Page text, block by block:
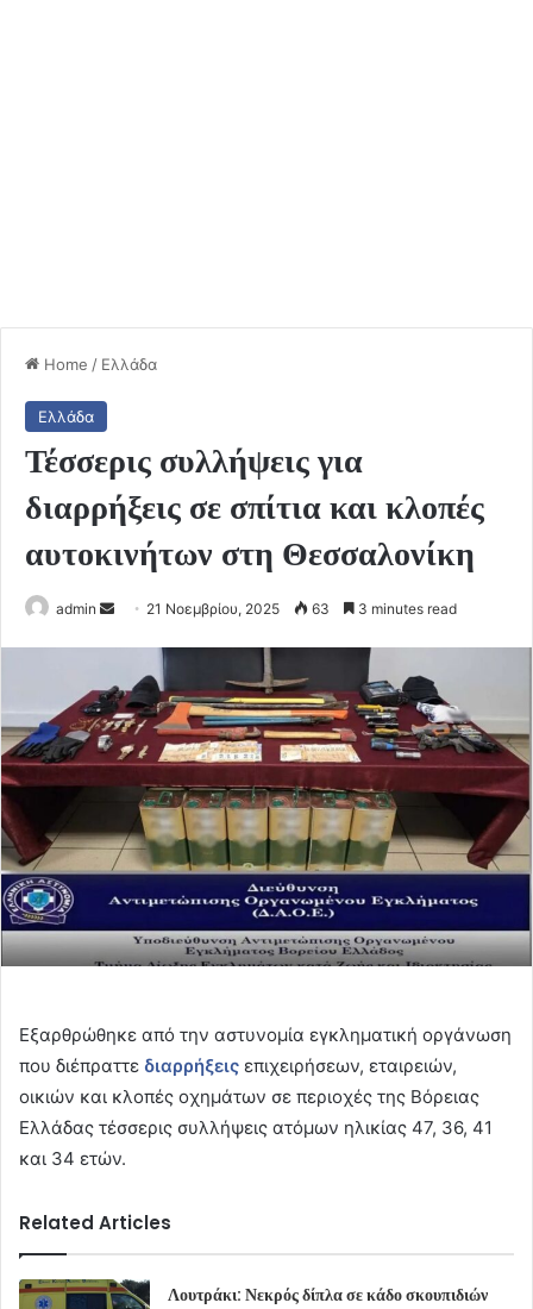
Home / Ελλάδα
Ελλάδα
Τέσσερις συλλήψεις για
διαρρήξεις σε σπίτια και κλοπές
αυτοκινήτων στη Θεσσαλονίκη
admin
Send 21 Νοεμβρίου, 2025 63 3 minutes read
Εξαρθρώθηκε από την αστυνομία εγκληματική οργάνωση
που διέπραττε διαρρήξεις επιχειρήσεων, εταιρειών,
οικιών και κλοπές οχημάτων σε περιοχές της Βόρειας
Ελλάδας τέσσερις συλλήψεις ατόμων ηλικίας 47, 36, 41
και 34 ετών.
Related Articles
Λουτράκι: Νεκρός δίπλα σε κάδο σκουπιδιών